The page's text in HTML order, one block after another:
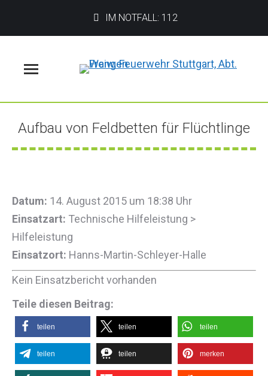
IM NOTFALL: 112
Aufbau von Feldbetten für Flüchtlinge
Sie befinden sich hier:
Datum: 14. August 2015 um 18:38 Uhr
Einsatzart: Technische Hilfeleistung >
Hilfeleistung
Einsatzort: Hanns-Martin-Schleyer-Halle
Kein Einsatzbericht vorhanden
Teile diesen Beitrag:
teilen teilen teilen
teilen teilen merken